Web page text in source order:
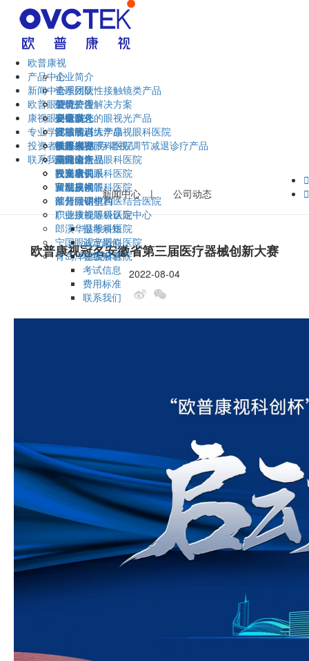
欧普康视
企业简介
管理团队
荣誉资质
企业文化
产品中心
全系列硬性接触镜类产品
硬镜护理解决方案
硬镜以外的眼视光产品
视功能训练产品
干眼/视疲劳/老视/调节减退诊疗产品
眼健康产品
新闻中心
公司公告
公司动态
区域动态
欧普视界
欧普眼视光
安徽省
江苏省
福建省
湖北省
云南省
康视眼科医院
安徽医科大学康视眼科医院
蚌埠康视眼科医院
马鞍山康视眼科医院
六安康视眼科医院
宣城康视眼科医院
莱州同明中西医结合医院
广德康视眼科医院
郎溪华益眼科医院
宁国眼视光眼科医院
青岛泽嘉眼科医院
专业学术
技术大赛
巢湖论坛
视光培训
验配技术
欧普微课堂
职业技能等级认定中心
报考须知
认定岗位
在线报名
考试信息
费用标准
联系我们
投资者关系
公司公告
投资者关系
互动易问答
联系我们
联系我们
留言反馈
部分经销机构


新闻中心 | 公司动态
欧普康视冠名安徽省第三届医疗器械创新大赛
2022-08-04